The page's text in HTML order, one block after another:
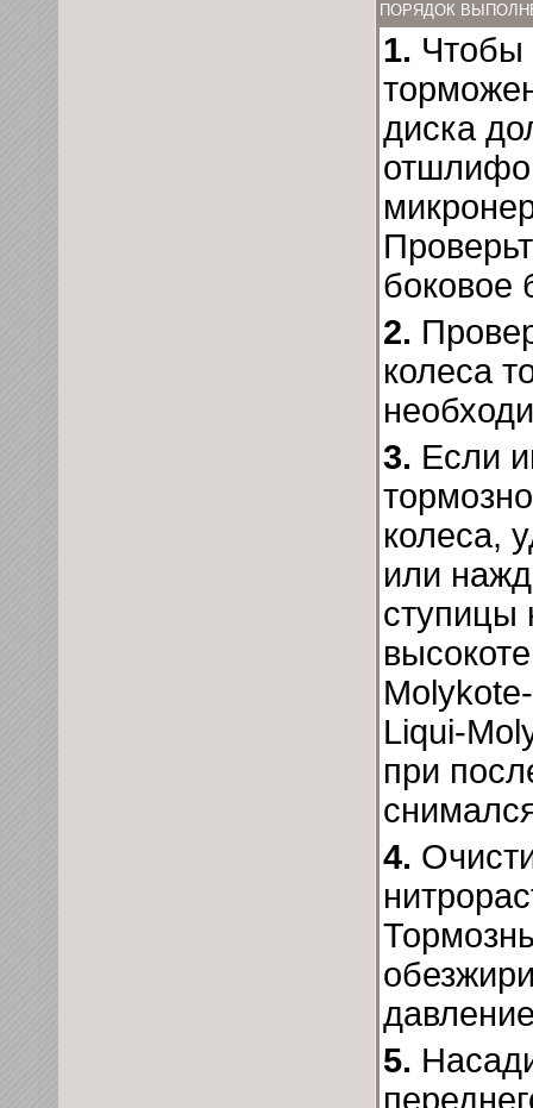
ПОРЯДОК
1. Чтобы
диска
боковое
2.
колеса
3. Если
колеса,
или
ступицы
Liqui-
при
4.
5.